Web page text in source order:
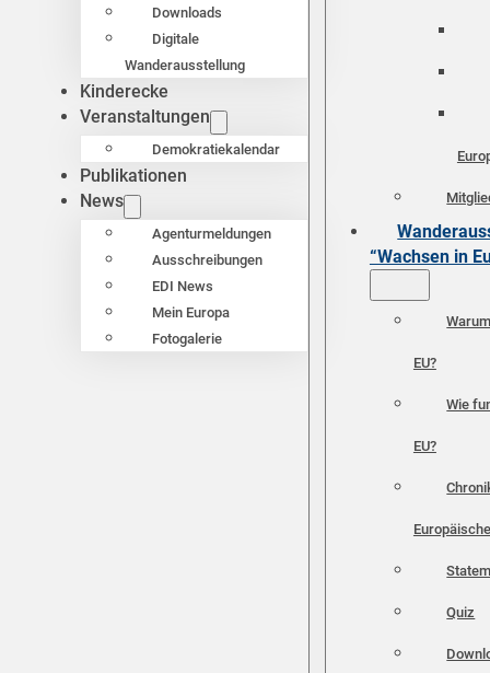
Downloads
Digitale
Wanderausstellung
Kinderecke
Veranstaltungen
Demokratiekalendar
Publikationen
News
Agenturmeldungen
Ausschreibungen
EDI News
Mein Europa
Fotogalerie
“Wachsen in
EU?
Wie
EU?
Quiz